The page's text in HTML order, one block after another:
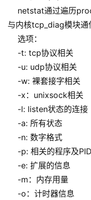
netstat通过遍历
与内核tcp_diag模块通
选项：
-t: tcp协议相关
-u: udp协议相关
-w: 裸套接字相关
-x：unixsock相关
-l: listen状态的连接
-a: 所有状态
-n: 数字格式
-p: 相关的程序及PID
-e: 扩展的信息
-m：内存用量
-o：计时器信息